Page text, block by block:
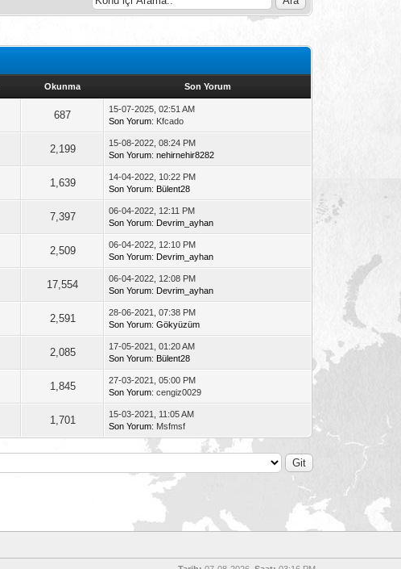
Okunma Son Yorum
687
15-07-2025, 02:51 AM
Son Yorum: Kfcado
2,199
15-08-2022, 08:24 PM
Son Yorum:nehirnehir8282
1,639
14-04-2022, 10:22 PM
Son Yorum: Bülent28
7,397
06-04-2022, 12:11 PM
Son Yorum: Devrim_ayhan
2,509
06-04-2022, 12:10 PM
Son Yorum: Devrim_ayhan
17,554
06-04-2022, 12:08 PM
Son Yorum: Devrim_ayhan
2,591
28-06-2021, 07:38 PM
Son Yorum:Gökyüzüm
2,085
17-05-2021, 01:20 AM
Son Yorum: Bülent28
1,845
27-03-2021, 05:00 PM
Son Yorum: cengiz0029
1,701
15-03-2021, 11:05 AM
Son Yorum: Msfmsf